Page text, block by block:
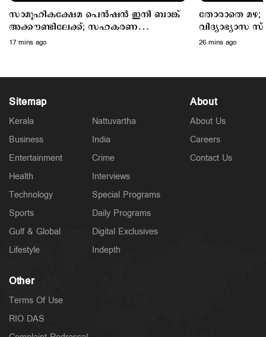
Kuttapathram
തരുൺ തേജ്‌പാലിന് 10 വർഷം തടവ്
2 hours ago
സാമൂഹികക്ഷേമ പെൻഷൻ ഇനി ബാങ്ക്
അക്കൗണ്ടിലേക്ക്; സഹകരണ
ബാങ്കുകളെ ഒഴിവാക്കി
17 mins ago
തോരാതെ മഴ; നാല്
വിദ്യാഭ്യാസ
അവധി
26 mins ago
Sitemap
Kerala
Business
Entertainment
Health
Technology
Sports
Gulf & Global
Lifestyle
Nattuvartha
India
Crime
Interviews
Special Programs
Daily Programs
Digital Exclusives
Indepth
About
About Us
Careers
Contact Us
Other
Terms Of Use
RIO DAS